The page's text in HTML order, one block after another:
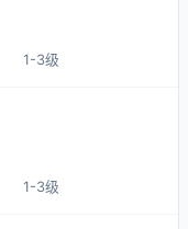
1-3级
1-3级